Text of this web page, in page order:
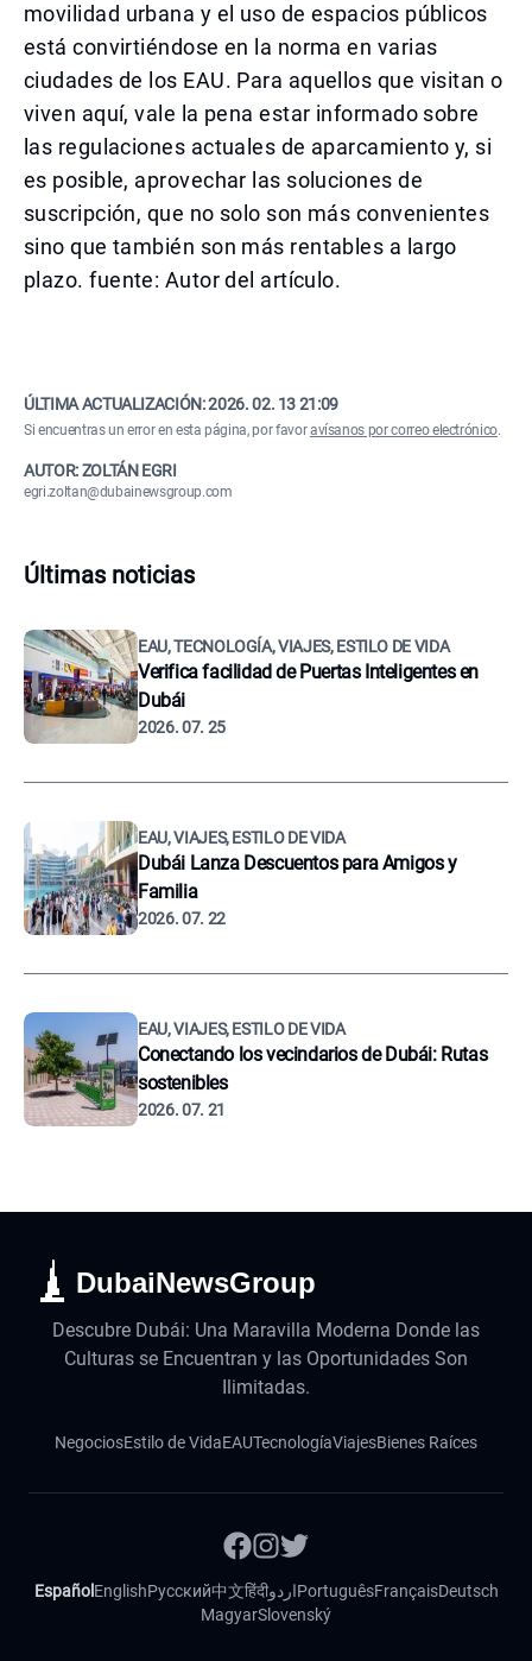
movilidad urbana y el uso de espacios públicos
está convirtiéndose en la norma en varias
ciudades de los EAU. Para aquellos que visitan o
viven aquí, vale la pena estar informado sobre
las regulaciones actuales de aparcamiento y, si
es posible, aprovechar las soluciones de
suscripción, que no solo son más convenientes
sino que también son más rentables a largo
plazo. fuente: Autor del artículo.
ÚLTIMA ACTUALIZACIÓN:2026. 02. 13 21:09
Si encuentras un error en esta página, por favoravísanos por correo electrónico.
AUTOR: ZOLTÁN EGRI
egri.zoltan@dubainewsgroup.com
Últimas noticias
EAU, TECNOLOGÍA, VIAJES, ESTILO DE VIDA
Verifica facilidad de Puertas Inteligentes en
Dubái
2026. 07. 25
EAU, VIAJES, ESTILO DE VIDA
Dubái Lanza Descuentos para Amigos y
Familia
2026. 07. 22
EAU, VIAJES, ESTILO DE VIDA
Conectando los vecindarios de Dubái: Rutas
sostenibles
2026. 07. 21
DubaiNewsGroup
Descubre Dubái: Una Maravilla Moderna Donde las
Culturas se Encuentran y las Oportunidades Son
Ilimitadas.
NegociosEstilo de VidaEAUTecnologíaViajesBienes Raíces
Español EnglishРусский中文हिंदीاردوPortuguêsFrançaisDeutsch
MagyarSlovenský